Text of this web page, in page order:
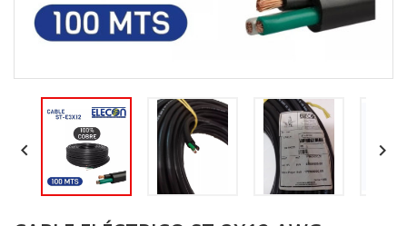
 